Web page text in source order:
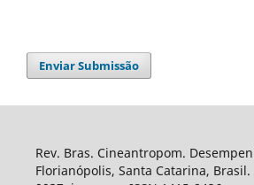
Enviar Submissão
Rev. Bras. Cineantropom.
Florianópolis, Santa Catarina, Brasil.